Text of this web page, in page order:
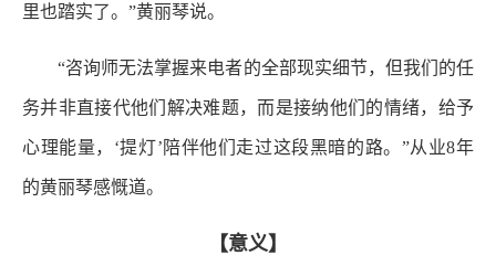
里也踏实了。”黄丽琴说。
“咨询师无法掌握来电者的全部现实细节，但我们的任
务并非直接代他们解决难题，而是接纳他们的情绪，给予
心理能量，‘提灯’陪伴他们走过这段黑暗的路。”从业8年
的黄丽琴感慨道。
【意义】